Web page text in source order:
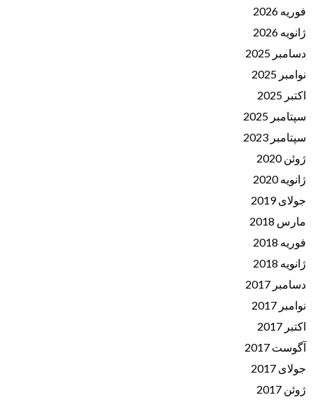
فوریه 2026
ژانویه 2026
دسامبر 2025
نوامبر 2025
اکتبر 2025
سپتامبر 2025
سپتامبر 2023
ژوئن 2020
ژانویه 2020
جولای 2019
مارس 2018
فوریه 2018
ژانویه 2018
دسامبر 2017
نوامبر 2017
اکتبر 2017
آگوست 2017
جولای 2017
ژوئن 2017